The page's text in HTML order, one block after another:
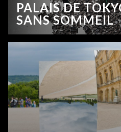
PALAIS DE
SANS SOMMEIL